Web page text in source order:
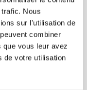
Nous
sur l'utilisation de
combiner
vous leur avez
de votre utilisation
du quotidien.